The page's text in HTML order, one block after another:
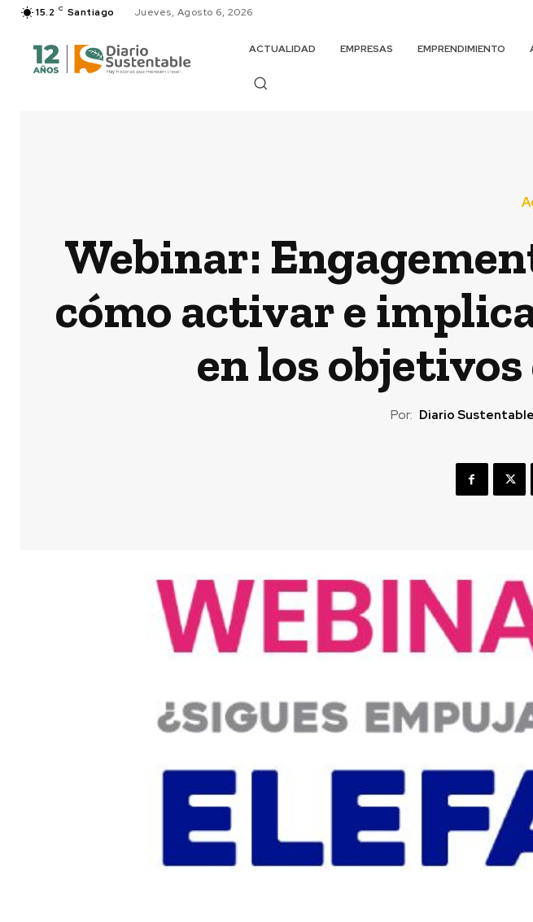
15.2 C Santiago Jueves, Agosto 6, 2026
ACTUALIDAD EMPRESAS EMPRENDIMIENTO
Webinar:
cómo activar e
en los
Por: Diario Sustentable